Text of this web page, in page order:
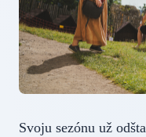
Svoju sezónu už